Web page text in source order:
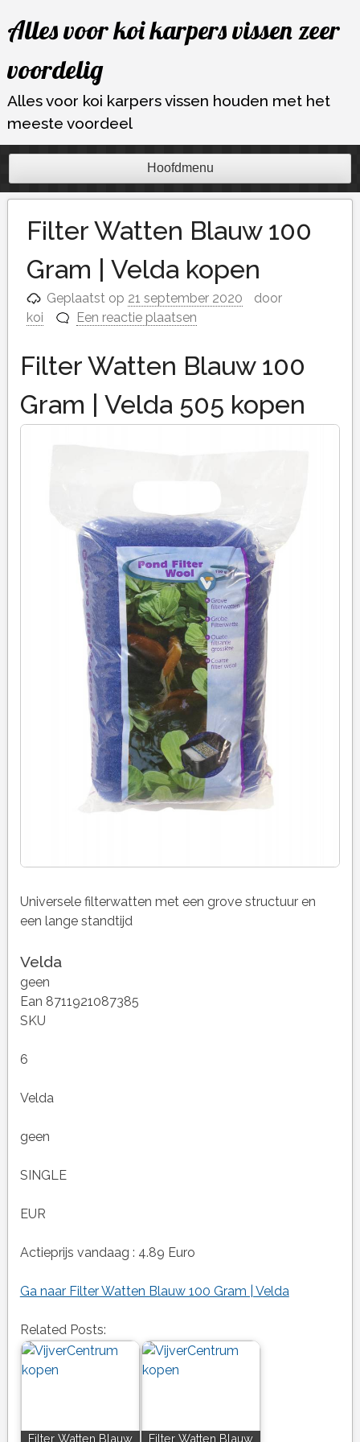
naar
inhoud
Alles voor koi karpers vissen zeer
voordelig
Alles voor koi karpers vissen houden met het
meeste voordeel
Hoofdmenu
Filter Watten Blauw 100
Gram | Velda kopen
Geplaatst op 21 september 2020
door
koi
Een reactie plaatsen
Filter Watten Blauw 100
Gram | Velda 505 kopen
Universele filterwatten met een grove structuur en
een lange standtijd
Velda
geen
Ean 8711921087385
SKU
6
Velda
geen
SINGLE
EUR
Actieprijs vandaag : 4.89 Euro
Ga naar Filter Watten Blauw 100 Gram | Velda
Related Posts:
Filter Watten Blauw
Filter Watten Blauw